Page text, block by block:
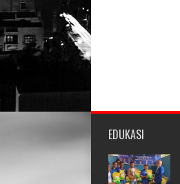
EDUKASI